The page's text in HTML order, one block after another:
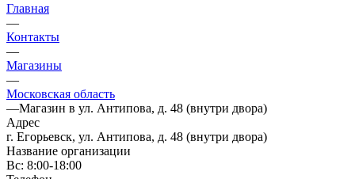
Главная
—
Контакты
—
Магазины
—
Московская область
—Магазин в ул. Антипова, д. 48 (внутри двора)
Адрес
г. Егорьевск, ул. Антипова, д. 48 (внутри двора)
Название организации
Вс: 8:00-18:00